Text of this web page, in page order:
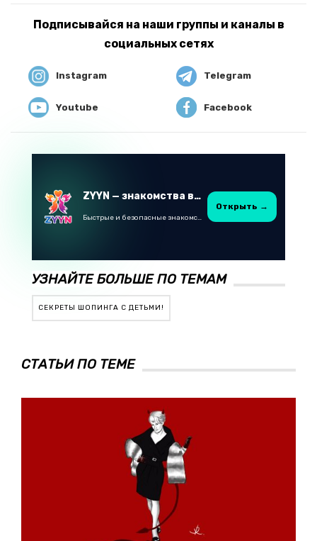
Подписывайся на наши группы и каналы в
социальных сетях
Instagram Telegram
Youtube Facebook
ZYYN — знакомства в Казахстане
Быстрые и безопасные знакомства в Telegram
Открыть →
УЗНАЙТЕ БОЛЬШЕ ПО ТЕМАМ
СЕКРЕТЫ ШОПИНГА С ДЕТЬМИ!
СТАТЬИ ПО ТЕМЕ